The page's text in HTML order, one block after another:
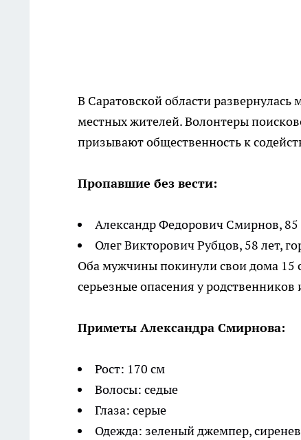
В Саратовской области
местных жителей. Волонтеры
призывают общественность к
Пропавшие без вести:
Александр Федорович Смирнов, 85
Олег Викторович Рубцов, 58 лет,
Оба мужчины покинули свои дома 15
серьезные опасения у
Приметы Александра Смирнова:
Рост: 170 см
Волосы: седые
Глаза: серые
Одежда: зеленый джемпер,